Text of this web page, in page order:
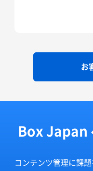
お
Box Japan
コンテンツ管理に課